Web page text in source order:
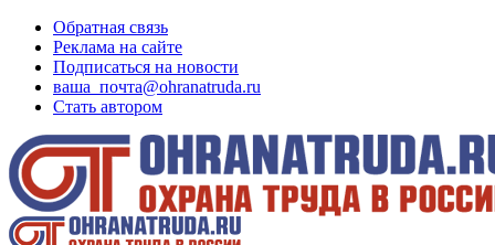
Обратная связь
Реклама на сайте
Подписаться на новости
ваша_почта@ohranatruda.ru
Стать автором